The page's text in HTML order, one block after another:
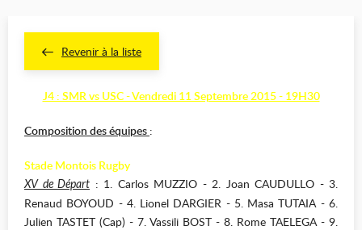
Revenir à la liste
J4 : SMR vs USC - Vendredi 11 Septembre 2015 - 19H30
Composition des équipes :
Stade Montois Rugby
XV de Départ : 1. Carlos MUZZIO - 2. Joan CAUDULLO - 3.
Renaud BOYOUD - 4. Lionel DARGIER - 5. Masa TUTAIA - 6.
Julien TASTET (Cap) - 7. Vassili BOST - 8. Rome TAELEGA - 9.